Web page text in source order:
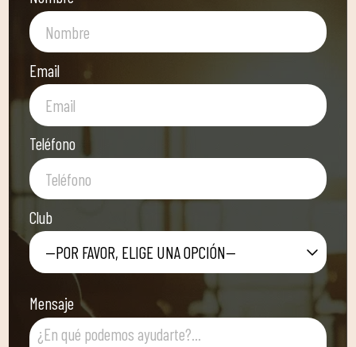
Email
Teléfono
Club
—POR FAVOR, ELIGE UNA OPCIÓN—
Mensaje